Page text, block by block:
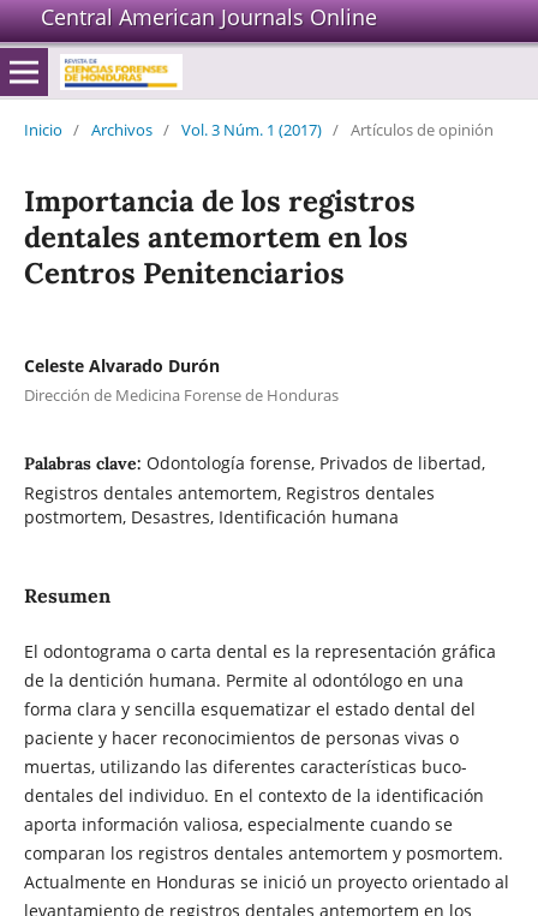
Central American Journals Online
Inicio / Archivos / Vol. 3 Núm. 1 (2017) / Artículos de opinión
Importancia de los registros
dentales antemortem en los
Centros Penitenciarios
Celeste Alvarado Durón
Dirección de Medicina Forense de Honduras
Palabras clave: Odontología forense, Privados de libertad,
Registros dentales antemortem, Registros dentales
postmortem, Desastres, Identificación humana
Resumen
El odontograma o carta dental es la representación gráfica
de la dentición humana. Permite al odontólogo en una
forma clara y sencilla esquematizar el estado dental del
paciente y hacer reconocimientos de personas vivas o
muertas, utilizando las diferentes características buco-
dentales del individuo. En el contexto de la identificación
aporta información valiosa, especialmente cuando se
comparan los registros dentales antemortem y posmortem.
Actualmente en Honduras se inició un proyecto orientado al
levantamiento de registros dentales antemortem en los